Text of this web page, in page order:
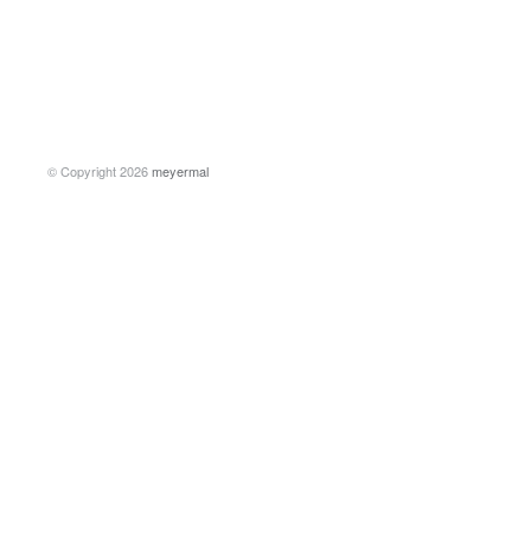
© Copyright 2026meyermal